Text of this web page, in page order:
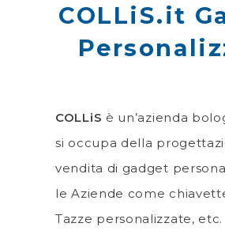
COLLiS.it
COLLiS è un’azienda
si occupa della
vendita di gadget
le Aziende come
Tazze personalizzate, etc.